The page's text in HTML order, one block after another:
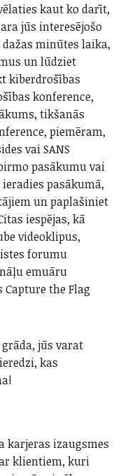
kaut ko darīt,
jūs interesējošo
minūtes laika,
un lūdziet
kiberdrošības
konference,
tikšanās
piemēram,
vai SANS
pasākumu vai
pasākumā,
un paplašiniet
iespējas, kā
videoklipus,
forumu
emuāru
the Flag
jūs varat
kas
karjeras izaugsmes
klientiem, kuri